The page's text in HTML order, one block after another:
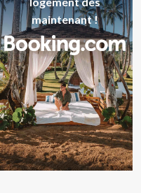
maintenant !